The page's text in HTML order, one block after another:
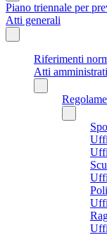
Piano triennale per
Atti generali
Riferimenti
Atti